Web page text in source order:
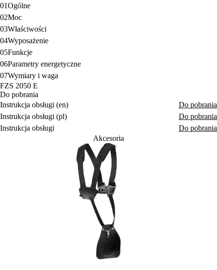
01Ogólne
02Moc
03Właściwości
04Wyposażenie
05Funkcje
06Parametry energetyczne
07Wymiary i waga
FZS 2050 E
Do pobrania
Instrukcja obsługi (en)
Do pobrania
Instrukcja obsługi (pl)
Do pobrania
Instrukcja obsługi
Do pobrania
Akcesoria